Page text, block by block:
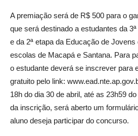
A premiação será de R$ 500 para o
que será destinado a estudantes da
e da 2ª etapa da Educação de
escolas de Macapá e Santana. Para
o estudante deverá se inscrever para
gratuito pelo link:
18h do dia 30 de abril, até as 23h59
da inscrição, será aberto um
aluno deseja participar do concurso.